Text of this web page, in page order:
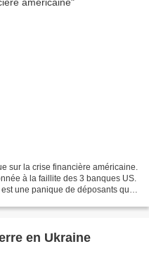
sur la crise financière américaine.
à la faillite des 3 banques US.
une panique de déposants qui
en Ukraine